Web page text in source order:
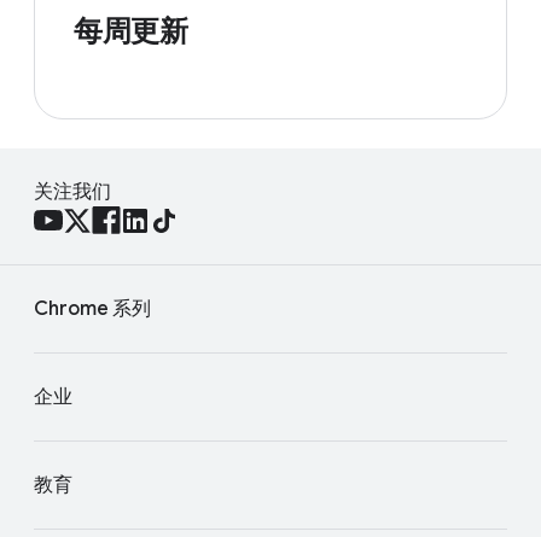
每周更新
关注我们
Chrome 系列
企业
教育